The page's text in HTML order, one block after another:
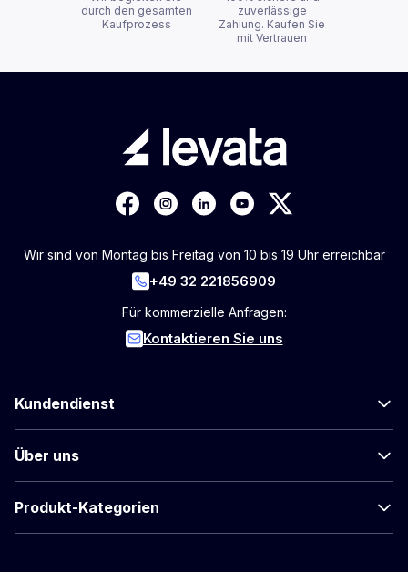
durch den gesamten
Kaufprozess
zuverlässige
Zahlung. Kaufen Sie
mit Vertrauen
Wir sind von Montag bis Freitag von 10 bis 19 Uhr erreichbar
+49 32 221856909
Für kommerzielle Anfragen:
Kontaktieren Sie uns
Kundendienst
Über uns
Produkt-Kategorien